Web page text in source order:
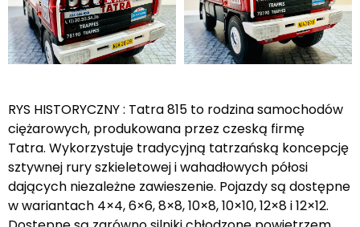
RYS HISTORYCZNY : Tatra 815 to rodzina samochodów
ciężarowych, produkowana przez czeską firmę
Tatra. Wykorzystuje tradycyjną tatrzańską koncepcję
sztywnej rury szkieletowej i wahadłowych półosi
dających niezależne zawieszenie. Pojazdy są dostępne
w wariantach 4×4, 6×6, 8×8, 10×8, 10×10, 12×8 i 12×12.